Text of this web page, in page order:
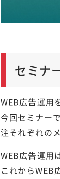
セミナ
WEB広告運用
今回セミナー
注それぞれの
WEB広告運用
これからWEB